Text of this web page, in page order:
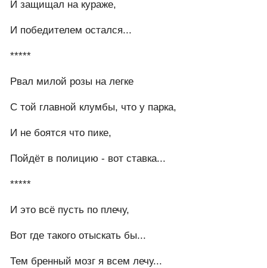
И защищал на кураже,
И победителем остался...
*****
Рвал милой розы на легке
С той главной клумбы, что у парка,
И не боятся что пике,
Пойдёт в полицию - вот ставка...
*****
И это всё пусть по плечу,
Вот где такого отыскать бы...
Тем бренный мозг я всем лечу...